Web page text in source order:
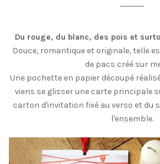
Du rouge, du blanc, des pois et
Douce, romantique et originale, telle
de pacs créé sur
Une pochette en papier découpé
viens se glisser une carte principale
carton d'invitation fixé au verso et du
l'ensemble.